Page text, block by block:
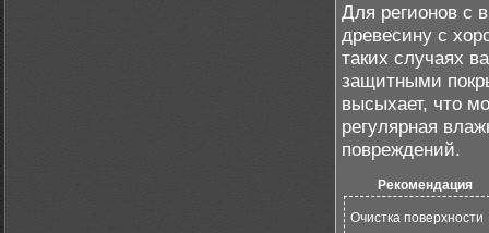
Для регионов с
древесину с
таких случаях
защитными
высыхает, что
регулярная
повреждений.
Рекомендация
Очистка поверхности